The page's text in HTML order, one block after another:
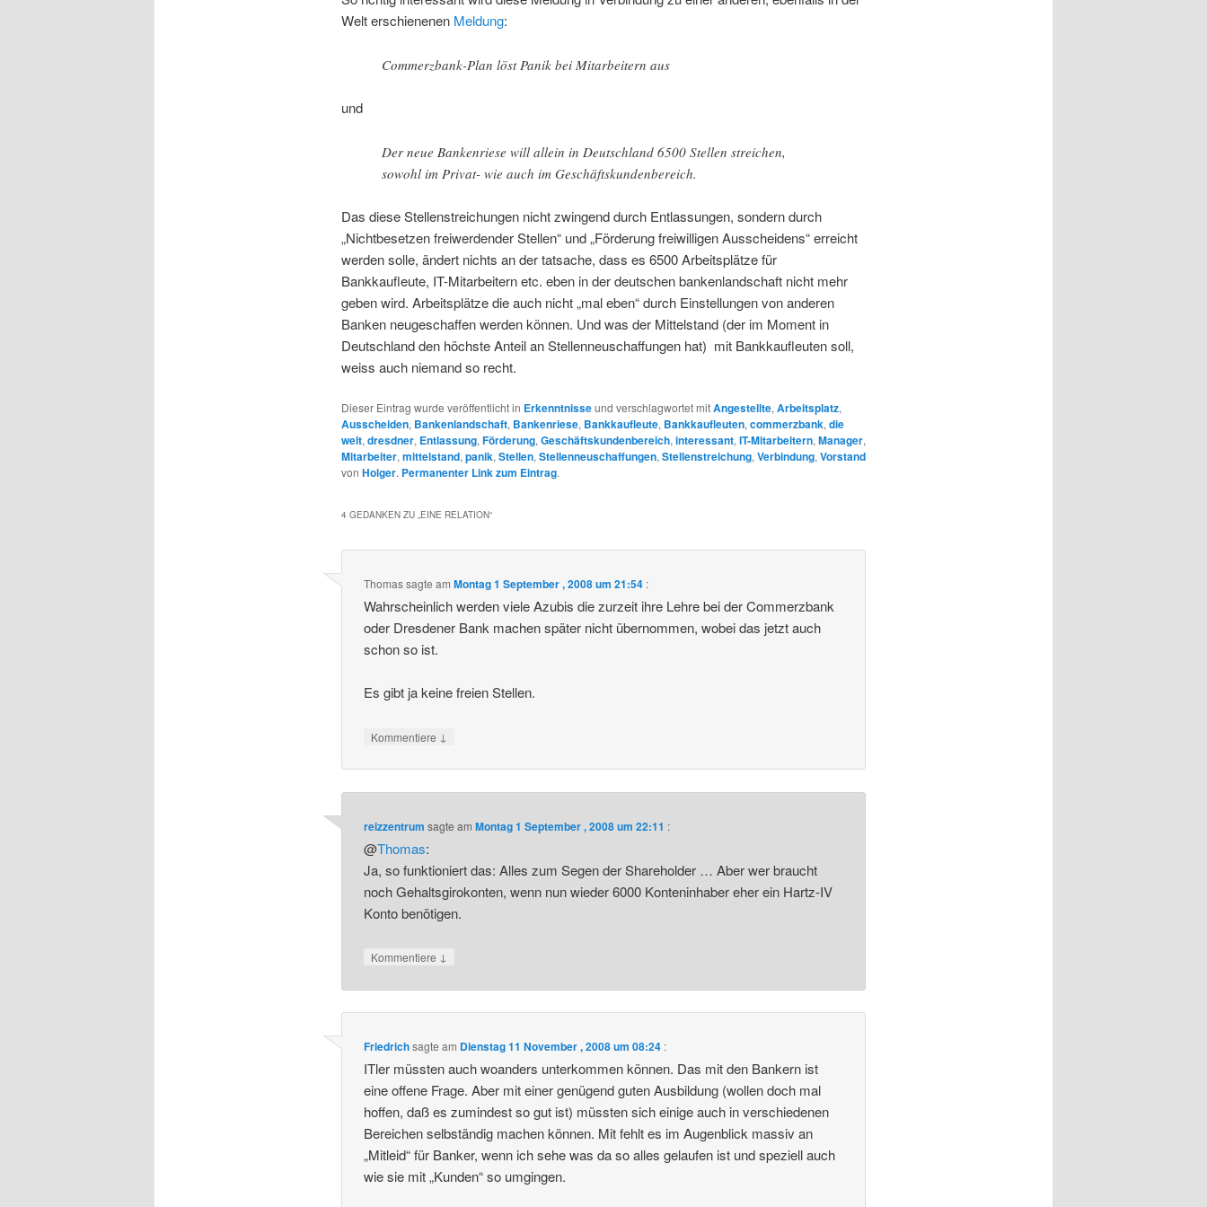
Welt erschienenen Meldung:
Commerzbank-Plan löst Panik bei Mitarbeitern aus
und
Der neue Bankenriese will allein in Deutschland 6500 Stellen streichen,
sowohl im Privat- wie auch im Geschäftskundenbereich.
Das diese Stellenstreichungen nicht zwingend durch Entlassungen, sondern durch
„Nichtbesetzen freiwerdender Stellen“ und „Förderung freiwilligen Ausscheidens“ erreicht
werden solle, ändert nichts an der tatsache, dass es 6500 Arbeitsplätze für
Bankkaufleute, IT-Mitarbeitern etc. eben in der deutschen bankenlandschaft nicht mehr
geben wird. Arbeitsplätze die auch nicht „mal eben“ durch Einstellungen von anderen
Banken neugeschaffen werden können. Und was der Mittelstand (der im Moment in
Deutschland den höchste Anteil an Stellenneuschaffungen hat) mit Bankkaufleuten soll,
weiss auch niemand so recht.
Dieser Eintrag wurde veröffentlicht in Erkenntnisseund verschlagwortet mitAngestellte, Arbeitsplatz,
Ausscheiden, Bankenlandschaft, Bankenriese, Bankkaufleute, Bankkaufleuten, commerzbank, die
welt, dresdner, Entlassung, Förderung, Geschäftskundenbereich, interessant, IT-Mitarbeitern, Manager,
Mitarbeiter, mittelstand, panik, Stellen, Stellenneuschaffungen, Stellenstreichung, Verbindung, Vorstand
von Holger. Permanenter Link zum Eintrag.
4 GEDANKEN ZU „ EINE RELATION“
Thomassagte amMontag 1 September , 2008 um 21:54 :
Wahrscheinlich werden viele Azubis die zurzeit ihre Lehre bei der Commerzbank
oder Dresdener Bank machen später nicht übernommen, wobei das jetzt auch
schon so ist.
Es gibt ja keine freien Stellen.
Kommentiere ↓
reizzentrum sagte amMontag 1 September , 2008 um 22:11 :
@Thomas:
Ja, so funktioniert das: Alles zum Segen der Shareholder … Aber wer braucht
noch Gehaltsgirokonten, wenn nun wieder 6000 Konteninhaber eher ein Hartz-IV
Konto benötigen.
Kommentiere ↓
Friedrichsagte am Dienstag 11 November , 2008 um 08:24 :
ITler müssten auch woanders unterkommen können. Das mit den Bankern ist
eine offene Frage. Aber mit einer genügend guten Ausbildung (wollen doch mal
hoffen, daß es zumindest so gut ist) müssten sich einige auch in verschiedenen
Bereichen selbständig machen können. Mit fehlt es im Augenblick massiv an
„Mitleid“ für Banker, wenn ich sehe was da so alles gelaufen ist und speziell auch
wie sie mit „Kunden“ so umgingen.